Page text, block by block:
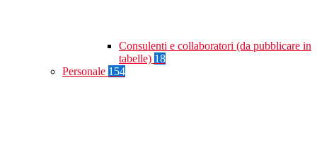
Consulenti e collaboratori (da pubblicare in
tabelle) 18
Personale 154